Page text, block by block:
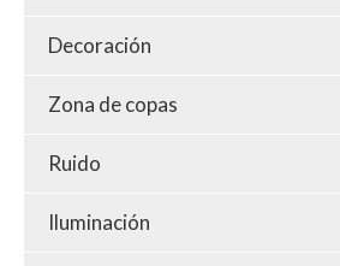
Decoración
Zona de copas
Ruido
Iluminación